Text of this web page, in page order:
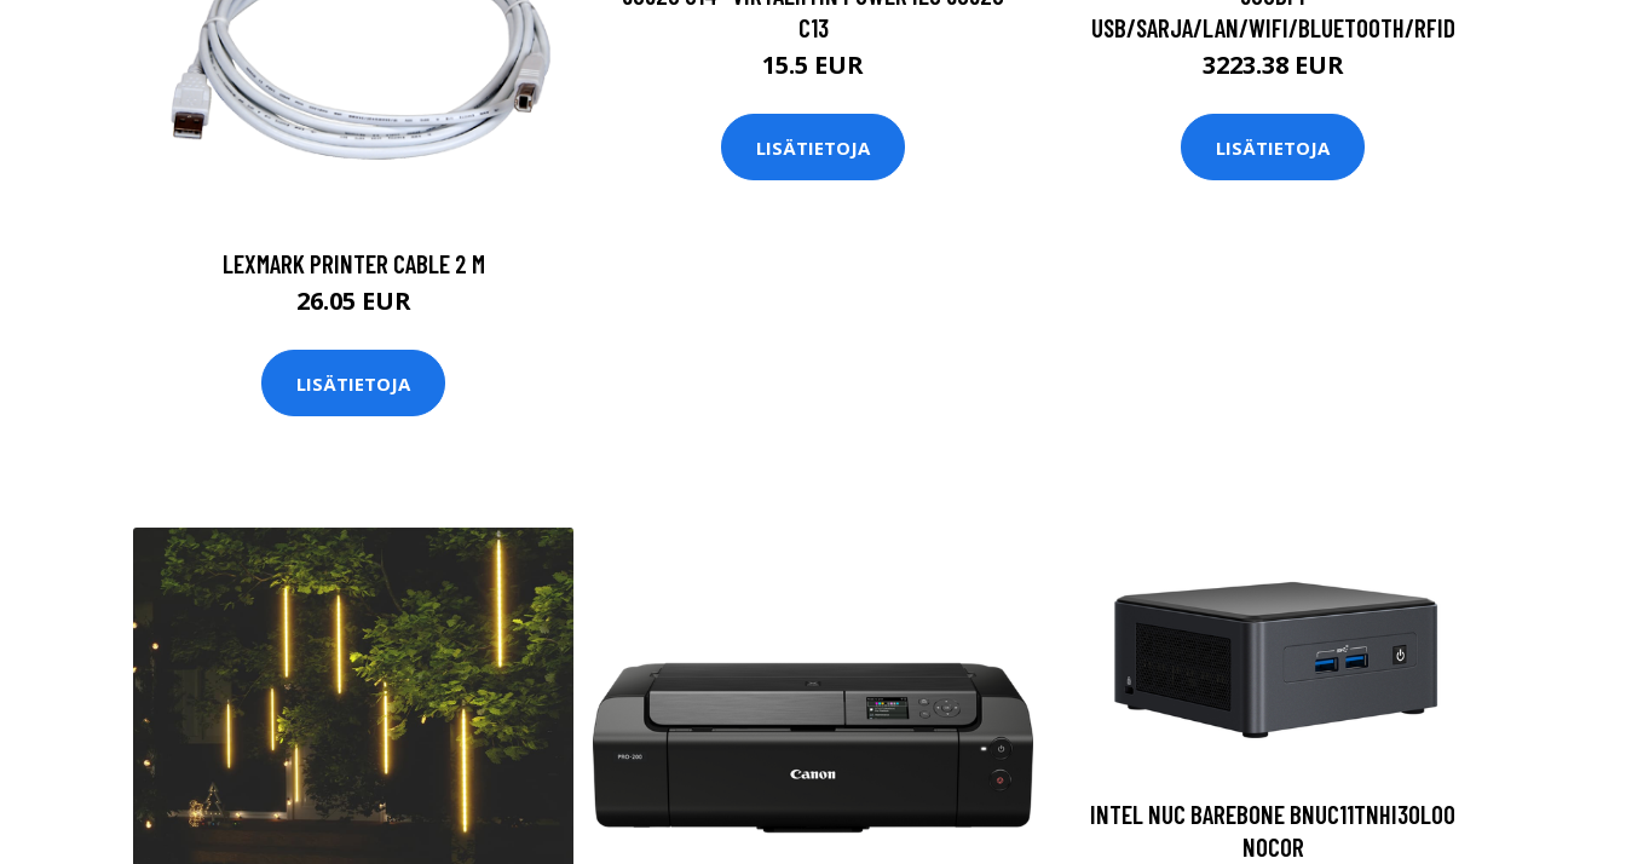
LEXMARK PRINTER CABLE 2 M
26.05 EUR
LISÄTIETOJA
C13
15.5 EUR
LISÄTIETOJA
USB/SARJA/LAN/WIFI/BLUETOOTH/RFID
3223.38 EUR
LISÄTIETOJA
INTEL NUC BAREBONE BNUC11TNHI30L00
NOCOR